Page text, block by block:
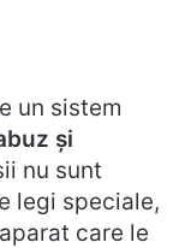
un sistem
și
nu sunt
legi speciale,
care le